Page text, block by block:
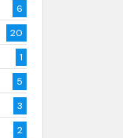
6
20
1
5
3
2